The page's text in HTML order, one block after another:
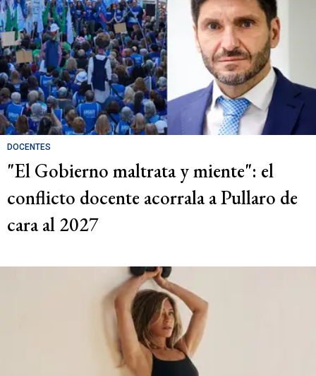
DOCENTES
"El Gobierno maltrata y miente": el
conflicto docente acorrala a Pullaro de
cara al 2027